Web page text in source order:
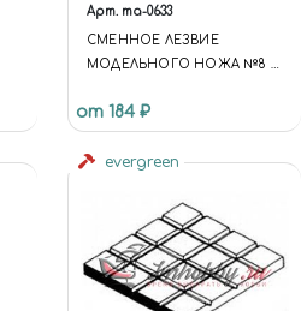
Арт. ma-0633
СМЕННОЕ ЛЕЗВИЕ
МОДЕЛЬНОГО НОЖА №8 10
от 184 ₽
evergreen